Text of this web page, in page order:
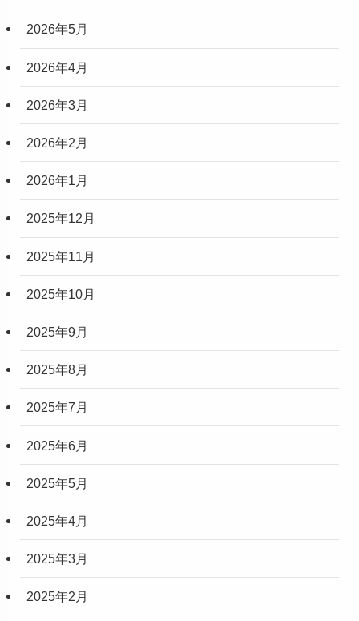
2026年5月
2026年4月
2026年3月
2026年2月
2026年1月
2025年12月
2025年11月
2025年10月
2025年9月
2025年8月
2025年7月
2025年6月
2025年5月
2025年4月
2025年3月
2025年2月